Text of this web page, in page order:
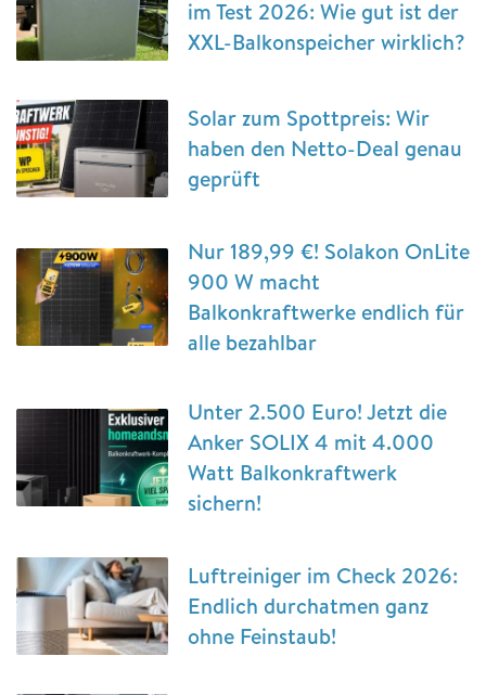
im Test 2026: Wie gut ist der
XXL-Balkonspeicher wirklich?
Solar zum Spottpreis: Wir
haben den Netto-Deal genau
geprüft
Nur 189,99 €! Solakon OnLite
900 W macht
Balkonkraftwerke endlich für
alle bezahlbar
Unter 2.500 Euro! Jetzt die
Anker SOLIX 4 mit 4.000
Watt Balkonkraftwerk
sichern!
Luftreiniger im Check 2026:
Endlich durchatmen ganz
ohne Feinstaub!